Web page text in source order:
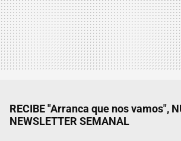
RECIBE "Arranca que nos vamos",
NEWSLETTER SEMANAL